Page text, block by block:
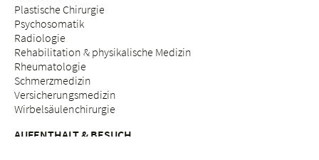
Plastische Chirurgie
Psychosomatik
Radiologie
Rehabilitation & physikalische Medizin
Rheumatologie
Schmerzmedizin
Versicherungsmedizin
Wirbelsäulenchirurgie
AUFENTHALT & BESUCH